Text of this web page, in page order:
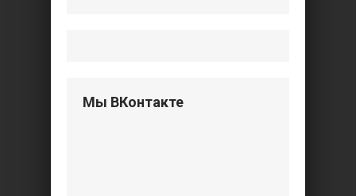
Мы ВКонтакте